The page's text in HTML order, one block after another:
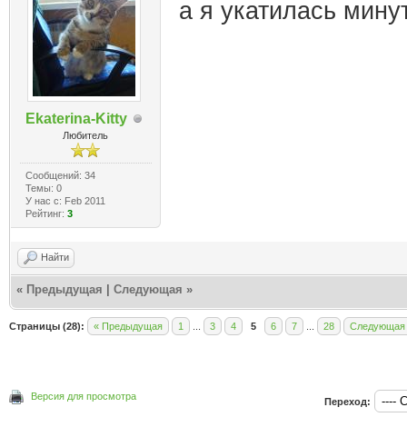
Ekaterina-Kitty
Любитель
Сообщений: 34
Темы: 0
У нас с: Feb 2011
Рейтинг: 3
а я укатилась
Найти
« Предыдущая Следующая »
Страницы (28): « Предыдущая 1 3 4 5 6 7 28 Следующая
Версия для просмотра Переход: